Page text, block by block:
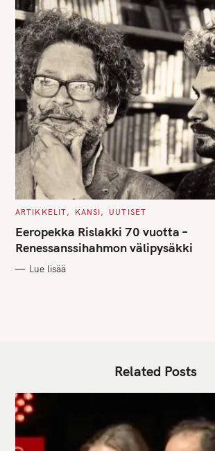
C
T
E
G
O
I
ARTIKKELIT KANSI UUTISET
Eeropekka Rislakki 70 vuotta –
Renessanssihahmon välipysäkki
Lue lisää
Related Posts